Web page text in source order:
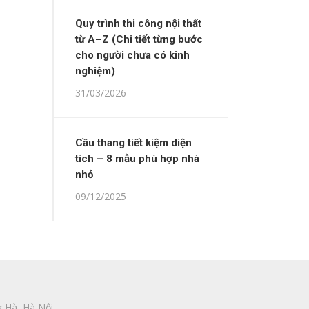
Quy trình thi công nội thất
từ A–Z (Chi tiết từng bước
cho người chưa có kinh
nghiệm)
31/03/2026
Cầu thang tiết kiệm diện
tích – 8 mẫu phù hợp nhà
nhỏ
09/12/2025